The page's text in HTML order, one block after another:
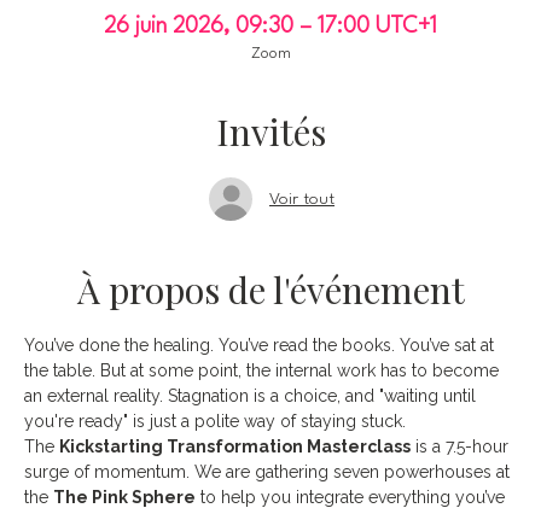
26 juin 2026, 09:30 – 17:00 UTC+1
Zoom
Invités
Voir tout
À propos de l'événement
You’ve done the healing. You’ve read the books. You’ve sat at
the table. But at some point, the internal work has to become
an external reality. Stagnation is a choice, and "waiting until
you're ready" is just a polite way of staying stuck.
The Kickstarting Transformation Masterclass is a 7.5-hour
surge of momentum. We are gathering seven powerhouses at
the The Pink Sphere to help you integrate everything you’ve